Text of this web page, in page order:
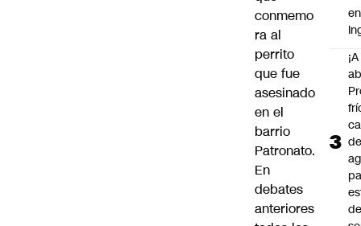
conmemo
ra al
perrito
que fue
asesinado
en el
barrio
Patronato.
En
debates
anteriores
en
¡A
de
de